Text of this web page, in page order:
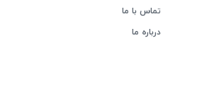
تماس با ما
درباره ما